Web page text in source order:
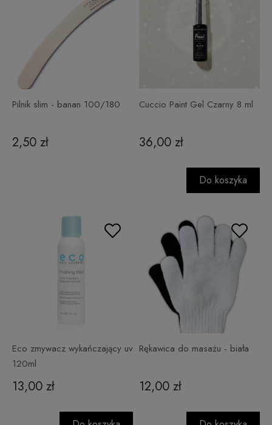
Pilnik slim - banan 100/180
2,50 zł
Cuccio Paint Gel Czarny 8 ml
36,00 zł
Do koszyka
Eco zmywacz wykańczający uv
120ml
13,00 zł
Rękawica do masażu - biała
12,00 zł